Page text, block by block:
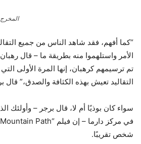
المخرج
“كما أفهم، فقد شاهد الناس من جميع
الأمر واستلهموا منه بطريقة ما – قال رهبان
تم ترسيمهم كرهبان، إنها المرة الأولى
التقاليد تعيش بهذه الكثافة والصدق،” قال
سواء كان بوذيًا أم لا، قال برجر – وأولئك
شخص تقريبًا.